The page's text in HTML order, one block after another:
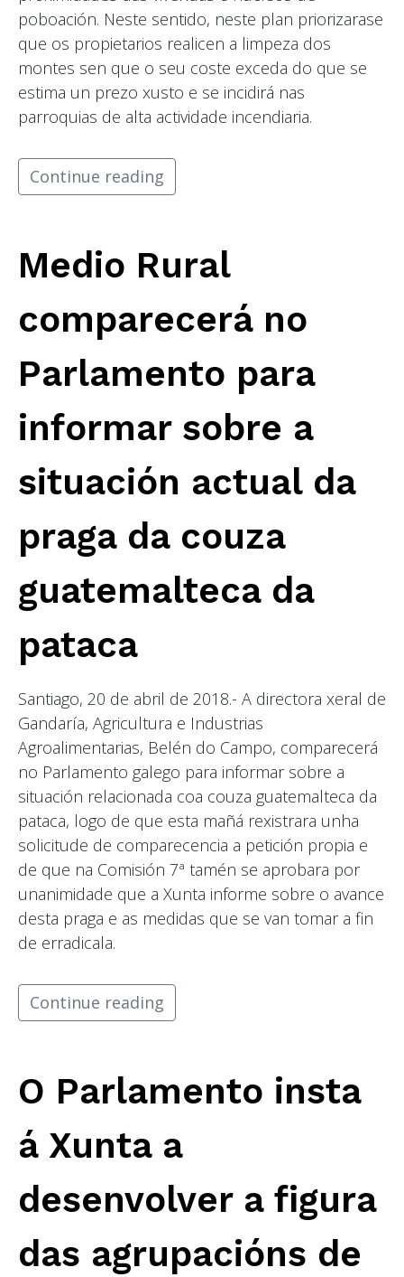
poboación. Neste sentido, neste plan priorizarase
que os propietarios realicen a limpeza dos
montes sen que o seu coste exceda do que se
estima un prezo xusto e se incidirá nas
parroquias de alta actividade incendiaria.
Continue reading
Medio Rural
comparecerá no
Parlamento para
informar sobre a
situación actual da
praga da couza
guatemalteca da
pataca
Santiago, 20 de abril de 2018.- A directora xeral de
Gandaría, Agricultura e Industrias
Agroalimentarias, Belén do Campo, comparecerá
no Parlamento galego para informar sobre a
situación relacionada coa couza guatemalteca da
pataca, logo de que esta mañá rexistrara unha
solicitude de comparecencia a petición propia e
de que na Comisión 7ª tamén se aprobara por
unanimidade que a Xunta informe sobre o avance
desta praga e as medidas que se van tomar a fin
de erradicala.
Continue reading
O Parlamento insta
á Xunta a
desenvolver a figura
das agrupacións de